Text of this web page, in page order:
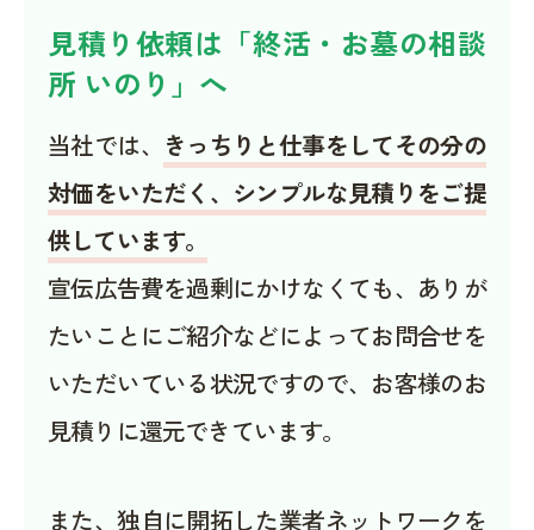
見積り依頼は「終活・お墓の相談
所 いのり」へ
当社では、 きっちりと仕事をしてその分の
対価をいただく、シンプルな見積りをご提
供しています。
宣伝広告費を過剰にかけなくても、ありが
たいことにご紹介などによってお問合せを
いただいている状況ですので、お客様のお
見積りに還元できています。
また、独自に開拓した業者ネットワークを